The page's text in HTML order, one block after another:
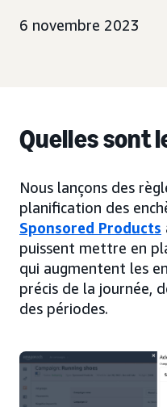
6 novembre 2023
Quelles sont
Nous lançons des
planification des
Sponsored Products
puissent mettre en
qui augmentent les
précis de la journée,
des périodes.